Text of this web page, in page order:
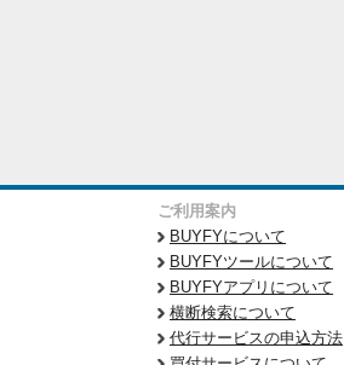
ご利用案内
BUYFYについて
BUYFYツールについて
BUYFYアプリについて
横断検索について
代行サービスの申込方法